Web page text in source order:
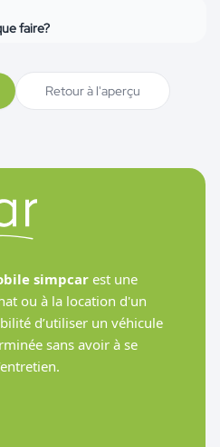
faire?
Retour à l'aperçu
simpcar est une
ou à la location d'un
d’utiliser un véhicule
sans avoir à se